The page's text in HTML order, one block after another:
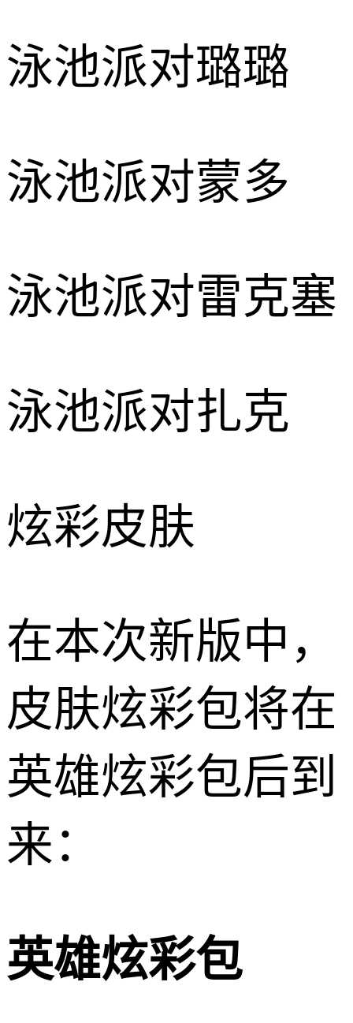
泳池派对璐璐
泳池派对蒙多
泳池派对雷克塞
泳池派对扎克
炫彩皮肤
在本次新版中，
皮肤炫彩包将在
英雄炫彩包后到
来：
英雄炫彩包